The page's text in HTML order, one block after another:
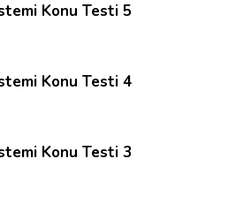
Konu Testi 5
Konu Testi 4
Konu Testi 3